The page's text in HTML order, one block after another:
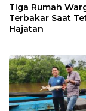
Tiga Rumah
Terbakar Saat
Hajatan